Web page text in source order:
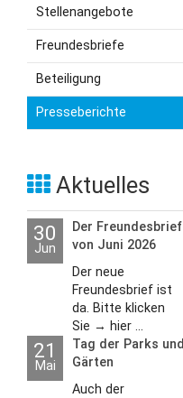
Stellenangebote
Freundesbriefe
Beteiligung
Presseberichte
Aktuelles
30
Jun
Der Freundesbrief
von Juni 2026
Der neue
Freundesbrief ist
da. Bitte klicken
Sie → hier ...
21
Mai
Tag der Parks und
Gärten
Auch der